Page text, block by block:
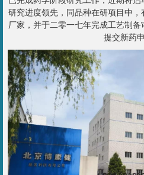
研究进度领先，同品种在研项目中
厂家，并于二零一七年完成工艺制
提交新药申